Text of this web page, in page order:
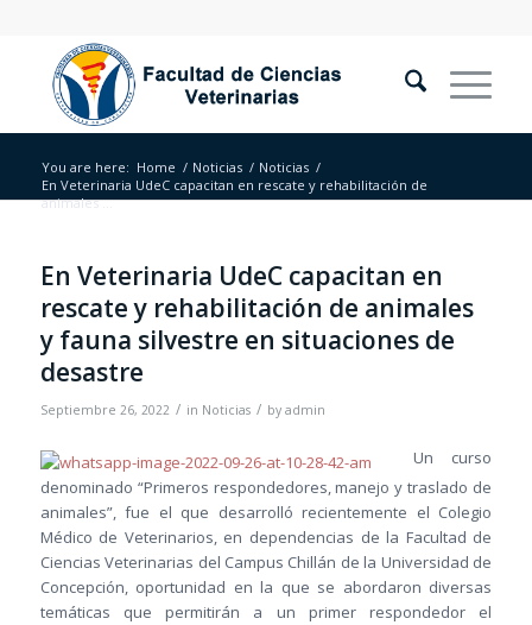
You are here: Home / Noticias / Noticias /
En Veterinaria UdeC capacitan en rescate y rehabilitación de
animales ...
En Veterinaria UdeC capacitan en
rescate y rehabilitación de animales
y fauna silvestre en situaciones de
desastre
Septiembre 26, 2022 / in Noticias / by admin
Un curso
denominado “Primeros respondedores, manejo y traslado de
animales”, fue el que desarrolló recientemente el Colegio
Médico de Veterinarios, en dependencias de la Facultad de
Ciencias Veterinarias del Campus Chillán de la Universidad de
Concepción, oportunidad en la que se abordaron diversas
temáticas que permitirán a un primer respondedor el